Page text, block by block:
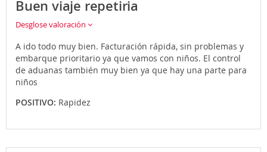
Buen viaje repetiria
Desglose valoración
A ido todo muy bien. Facturación rápida, sin problemas y
embarque prioritario ya que vamos con niños. El control
de aduanas también muy bien ya que hay una parte para
niños
POSITIVO: Rapidez